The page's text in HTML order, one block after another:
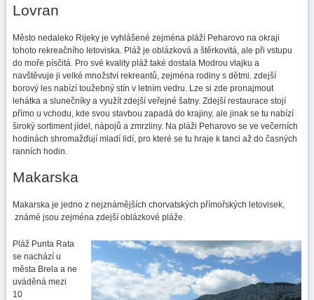
Lovran
Město nedaleko Rijeky je vyhlášené zejména pláží Peharovo na okraji
tohoto rekreačního letoviska. Pláž je oblázková a štěrkovitá, ale při vstupu
do moře písčitá. Pro své kvality pláž také dostala Modrou vlajku a
navštěvuje ji velké množství rekreantů, zejména rodiny s dětmi. zdejší
borový les nabízí toužebný stín v letním vedru. Lze si zde pronajmout
lehátka a slunečníky a využít zdejší veřejné šatny. Zdejší restaurace stojí
přímo u vchodu, kde svou stavbou zapadá do krajiny, ale jinak se tu nabízí
široký sortiment jídel, nápojů a zmrzliny. Na pláži Peharovo se ve večerních
hodinách shromažďují mladí lidí, pro které se tu hraje k tanci až do časných
ranních hodin.
Makarska
Makarska je jedno z nejznámějších chorvatských přímořských letovisek,
známé jsou zejména zdejší oblázkové pláže.
Pláž Punta Rata
se nachází u
města Brela a ne
uváděná mezi
10